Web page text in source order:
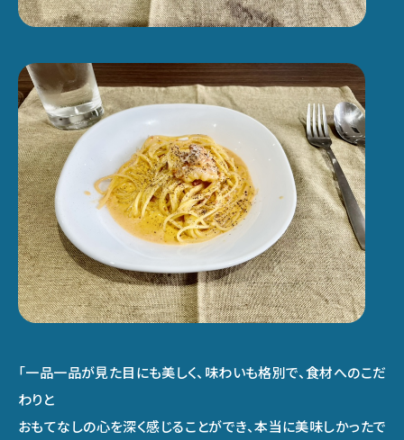
「一品一品が見た目にも美しく、味わいも格別で、食材へのこだ
わりと
おもてなしの心を深く感じることができ、本当に美味しかったで